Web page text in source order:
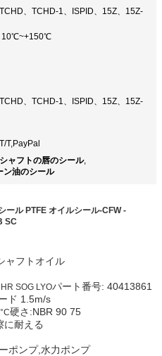
、TCHD-1、ISPID、15Z、15Z-
10℃~+150℃
、TCHD-1、ISPID、15Z、15Z-
T,PayPal
ャフトの唇のシール,
ン油のシール
ール PTFE オイルシール-CFW -
SC
ャフトオイル
SOG LYOパート番号: 40413861
ド 1.5m/s
硬さ :NBR 90 75
に耐える
ポンプ,水力ポンプ